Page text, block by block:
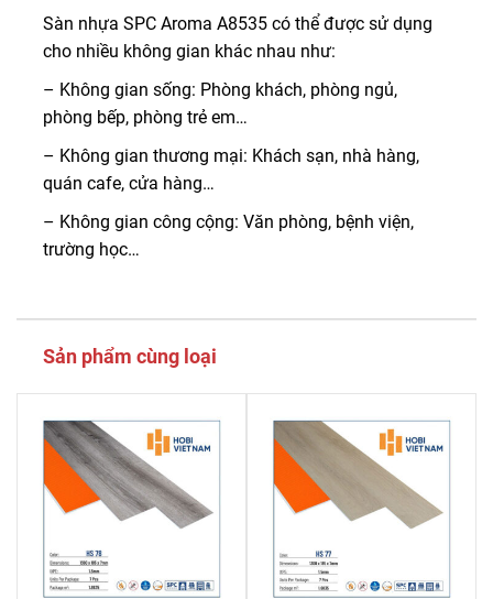
Sàn nhựa SPC Aroma A8535 có thể được sử dụng
cho nhiều không gian khác nhau như:
– Không gian sống: Phòng khách, phòng ngủ,
phòng bếp, phòng trẻ em…
– Không gian thương mại: Khách sạn, nhà hàng,
quán cafe, cửa hàng…
– Không gian công cộng: Văn phòng, bệnh viện,
trường học…
Sản phẩm cùng loại